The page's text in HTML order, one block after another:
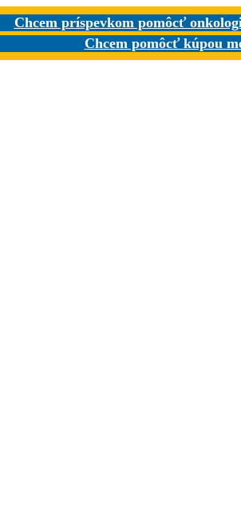
Chcem príspevkom pomôcť
Chcem pomôcť kúpou